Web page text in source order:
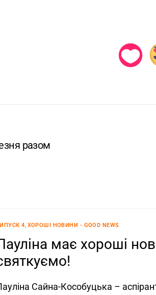
разом
4, ХОРОШІ НОВИНИ - GOOD NEWS
має хороші
Сайна-Кособуцька –